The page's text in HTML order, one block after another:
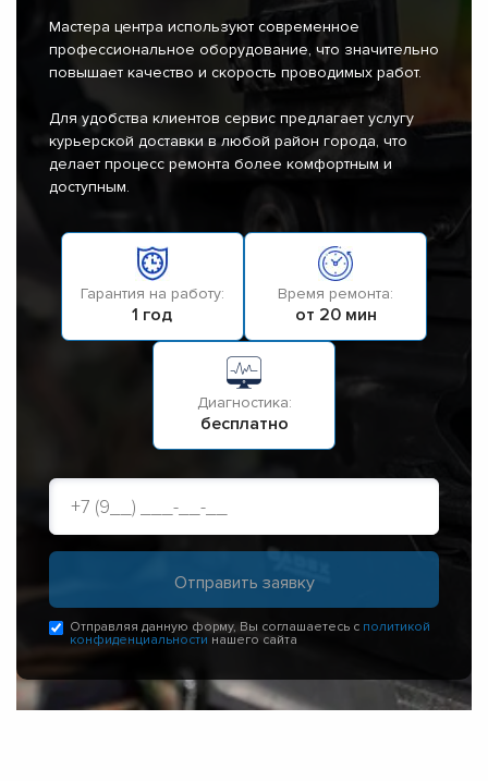
Мастера центра используют современное
профессиональное оборудование, что значительно
повышает качество и скорость проводимых работ.
Для удобства клиентов сервис предлагает услугу
курьерской доставки в любой район города, что
делает процесс ремонта более комфортным и
доступным.
Гарантия на работу:
1 год
Время ремонта:
от 20 мин
Диагностика:
бесплатно
Отправляя данную форму, Вы соглашаетесь с политикой
конфиденциальности нашего сайта